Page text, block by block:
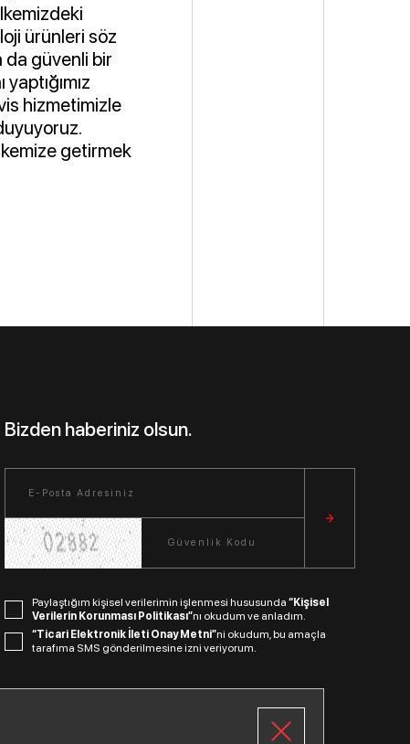
ürünleri söz
da güvenli bir
hizmetimizle
getirmek
Bizden haberiniz olsun.
Paylaştığım kişisel verilerimin işlenmesi hususunda “Kişisel
Verilerin Korunması Politikası”nı okudum ve anladım.
“Ticari Elektronik İleti Onay Metni”ni okudum, bu amaçla
tarafıma SMS gönderilmesine izni veriyorum.